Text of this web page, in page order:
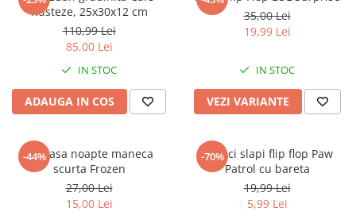
Rusteze, 25x30x12 cm
110,99 Lei
85,00 Lei
IN STOC
ADAUGA IN COS
35,00 Lei
19,99 Lei
IN STOC
VEZI VARIANTE
-44%
Camasa noapte maneca
scurta Frozen
27,00 Lei
15,00 Lei
-70%
Papuci slapi flip flop Paw
Patrol cu bareta
19,99 Lei
5,99 Lei